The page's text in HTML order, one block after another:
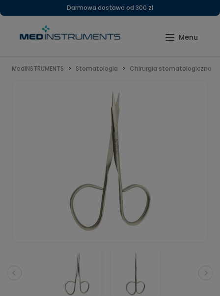
Darmowa dostawa od 300 zł
MedINSTRUMENTS Stomatologia Chirurgia stomatologiczna